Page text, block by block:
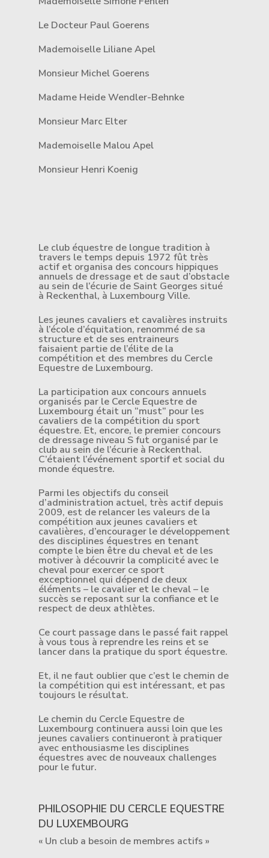
Le Docteur Paul Goerens
Mademoiselle Liliane Apel
Monsieur Michel Goerens
Madame Heide Wendler-Behnke
Monsieur Marc Elter
Mademoiselle Malou Apel
Monsieur Henri Koenig
Le club équestre de longue tradition à
travers le temps depuis 1972 fût très
actif et organisa des concours hippiques
annuels de dressage et de saut d’obstacle
au sein de l’écurie de Saint Georges situé
à Reckenthal, à Luxembourg Ville.
Les jeunes cavaliers et cavalières instruits
à l’école d’équitation, renommé de sa
structure et de ses entraineurs
faisaient partie de l’élite de la
compétition et des membres du Cercle
Equestre de Luxembourg.
La participation aux concours annuels
organisés par le Cercle Equestre de
Luxembourg était un “must” pour les
cavaliers de la compétition du sport
équestre. Et, encore, le premier concours
de dressage niveau S fut organisé par le
club au sein de l’écurie à Reckenthal.
C’étaient l’événement sportif et social du
monde équestre.
Parmi les objectifs du conseil
d’administration actuel, très actif depuis
2009, est de relancer les valeurs de la
compétition aux jeunes cavaliers et
cavalières, d’encourager le développement
des disciplines équestres en tenant
compte le bien être du cheval et de les
motiver à découvrir la complicité avec le
cheval pour exercer ce sport
exceptionnel qui dépend de deux
éléments – le cavalier et le cheval – le
succès se reposant sur la confiance et le
respect de deux athlètes.
Ce court passage dans le passé fait rappel
à vous tous à reprendre les reins et se
lancer dans la pratique du sport équestre.
Et, il ne faut oublier que c’est le chemin de
la compétition qui est intéressant, et pas
toujours le résultat.
Le chemin du Cercle Equestre de
Luxembourg continuera aussi loin que les
jeunes cavaliers continueront à pratiquer
avec enthousiasme les disciplines
équestres avec de nouveaux challenges
pour le futur.
PHILOSOPHIE DU CERCLE EQUESTRE
DU LUXEMBOURG
« Un club a besoin de membres actifs »